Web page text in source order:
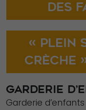
des
« Plein
crèche
GARDERIE
Garderie